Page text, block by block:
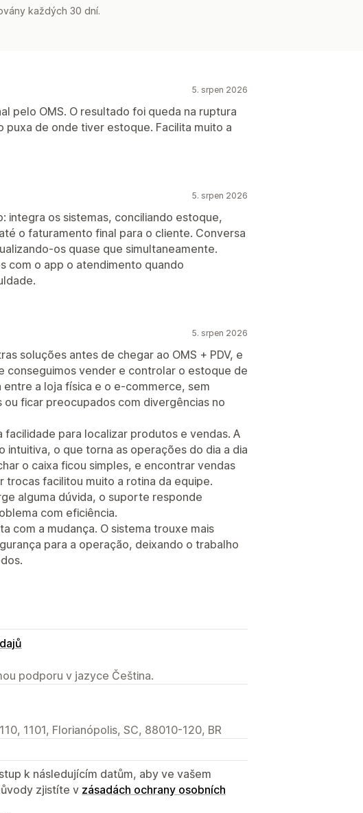
každých 30 dní.
5. srpen 2026
pelo OMS. O resultado foi queda na ruptura
puxa de onde tiver estoque. Facilita muito a
5. srpen 2026
integra os sistemas, conciliando estoque,
o faturamento final para o cliente. Conversa
os quase que simultaneamente.
com o app o atendimento quando
5. srpen 2026
soluções antes de chegar ao OMS + PDV, e
conseguimos vender e controlar o estoque de
a loja física e o e-commerce, sem
ou ficar preocupados com divergências no
facilidade para localizar produtos e vendas. A
intuitiva, o que torna as operações do dia a dia
o caixa ficou simples, e encontrar vendas
trocas facilitou muito a rotina da equipe.
alguma dúvida, o suporte responde
com eficiência.
com a mudança. O sistema trouxe mais
para a operação, deixando o trabalho
podporu v jazyce Čeština.
1101, Florianópolis, SC, 88010-120, BR
k následujícím datům, aby ve vašem
zjistíte v zásadách ochrany osobních